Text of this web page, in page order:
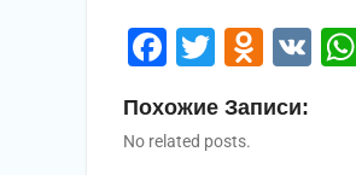
Facebook
Twitter
Похожие Записи:
No related posts.